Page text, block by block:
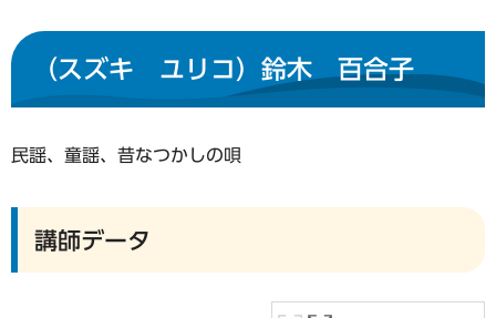
（スズキ ユリコ）鈴木 百合子
民謡、童謡、昔なつかしの唄
講師データ